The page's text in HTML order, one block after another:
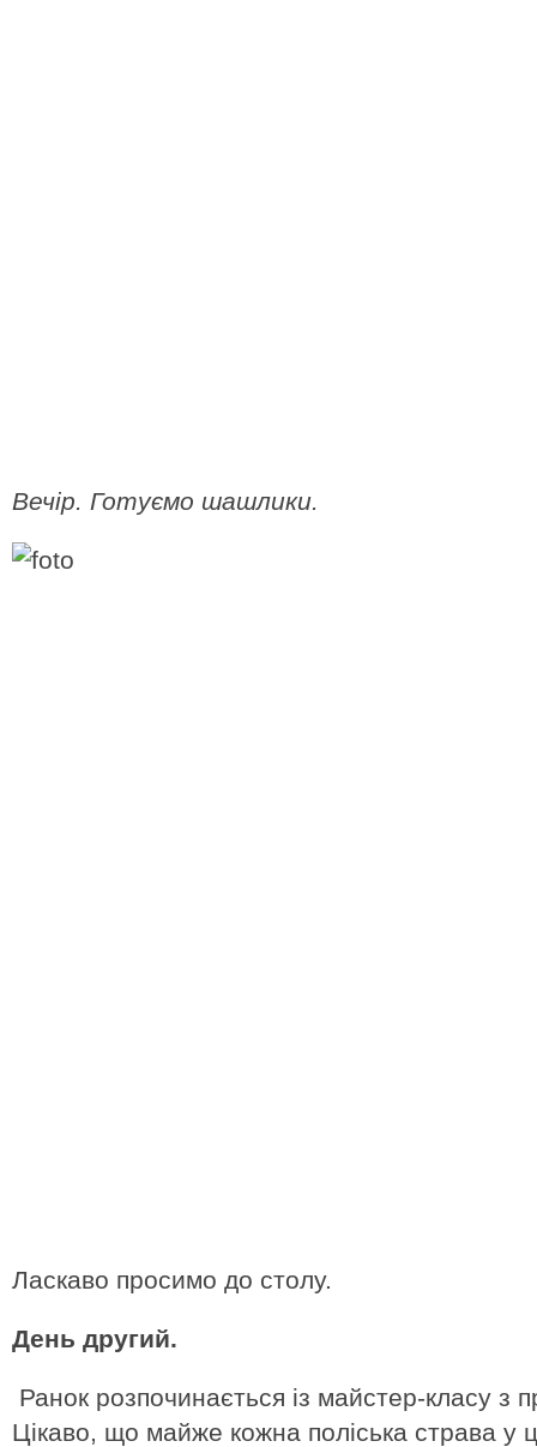
Вечір. Готуємо шашлики.
Ласкаво просимо до столу.
День другий.
Ранок розпочинається із майстер-класу з
Цікаво, що майже кожна поліська страва у